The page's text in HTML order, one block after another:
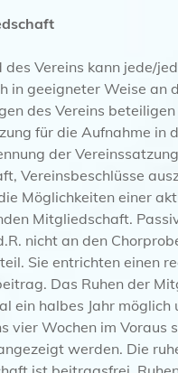
des Vereins kann jede/
in geeigneter Weise an
des Vereins
für die Aufnahme in
der
Vereinsbeschlüsse
Möglichkeiten einer
Mitgliedschaft.
nicht an den
Sie entrichten einen
Das Ruhen der
ein halbes Jahr möglich
vier Wochen im Voraus
werden. Die